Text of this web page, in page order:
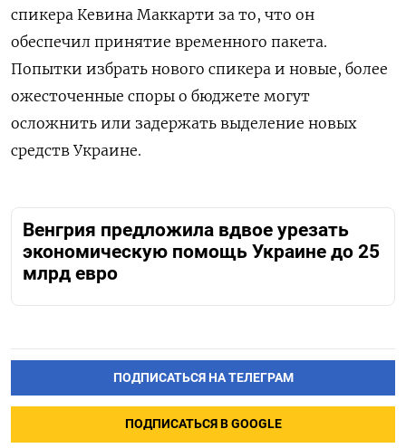
спикера Кевина Маккарти за то, что он
обеспечил принятие временного пакета.
Попытки избрать нового спикера и новые, более
ожесточенные споры о бюджете могут
осложнить или задержать выделение новых
средств Украине.
Венгрия предложила вдвое урезать
экономическую помощь Украине до 25
млрд евро
ПОДПИСАТЬСЯ НА ТЕЛЕГРАМ
ПОДПИСАТЬСЯ В GOOGLE